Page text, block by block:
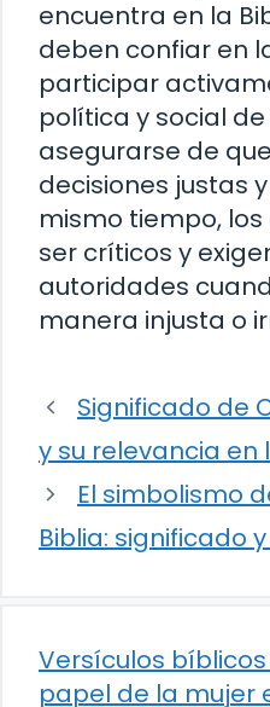
encuentra en la
deben confiar en
participar
política y social
asegurarse de
decisiones justas
mismo tiempo,
ser críticos y
autoridades
manera injusta o
Significado de
y su relevancia en
El simbolismo
Biblia: significado
Versículos
papel de la mujer